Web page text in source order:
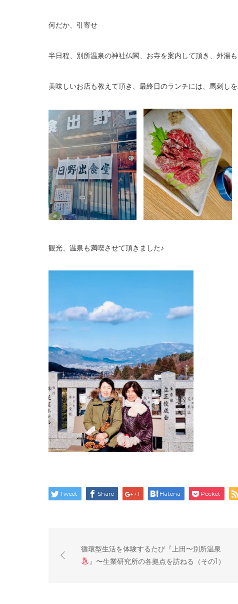
何だか、引寄せ
半日程、別所温泉の神社仏閣、お寺を案内して頂き、外湯
美味しいお店も教えて頂き、最終日のランチには、馬刺し
観光、温泉も満喫させて頂きました♪
Tweet Share +1 Hatena Pocket
循環型生活を体験するたび『上田〜別所温泉
』〜生業研究所の各拠点を訪ねる（その1）